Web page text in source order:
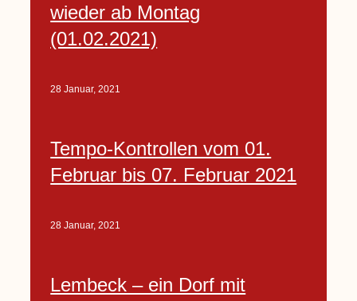
wieder ab Montag
(01.02.2021)
28 Januar, 2021
Tempo-Kontrollen vom 01.
Februar bis 07. Februar 2021
28 Januar, 2021
Lembeck – ein Dorf mit